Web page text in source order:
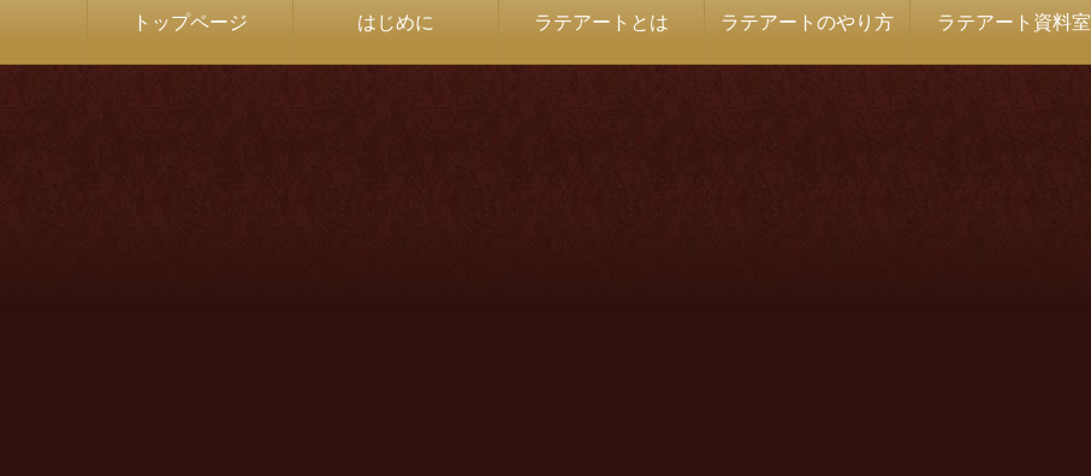
トップページ はじめに ラテアートとは ラテアートのやり方 ラテアート資料室